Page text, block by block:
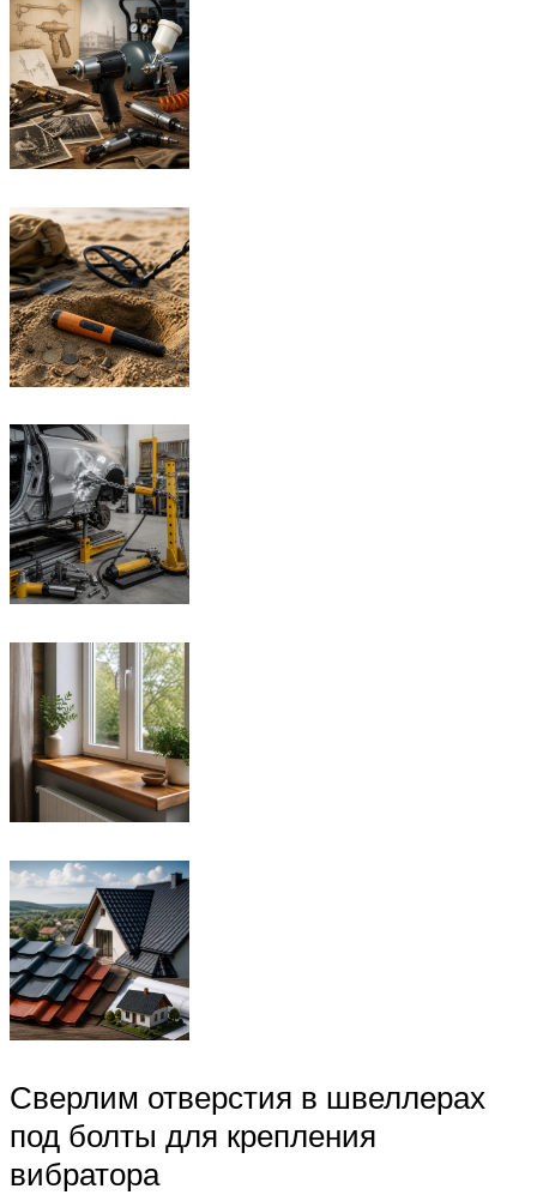
Сверлим отверстия в швеллерах
под болты для крепления
вибратора